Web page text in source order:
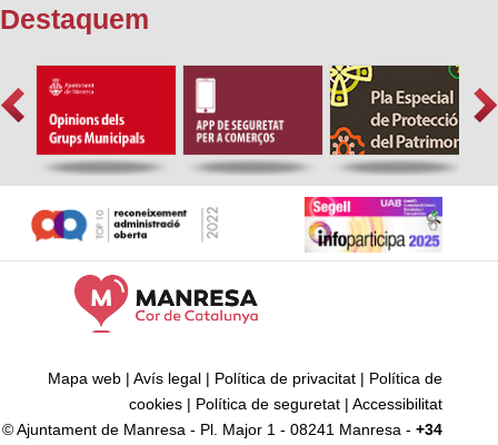
Destaquem
Mapa web | Avís legal | Política de privacitat | Política de
cookies | Política de seguretat | Accessibilitat
© Ajuntament de Manresa - Pl. Major 1 - 08241 Manresa - +34